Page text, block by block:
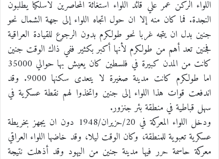
اللواء الركن عمر علي قائد اللواء استغاثة المحاصرين لاسلكيا يطلبون
النجدة. فما كان منه إلا ان حول اتجاه اللواء إلى جهة الشمال نحو
جنين بدل ان يتجه غربا نحو طولكرم بدون الرجوع للقيادة العراقية
فجنين تعد أهم من طولكرم لأنها أكبر بكثير ففي ذاك الوقت جنين
كانت من المدن كبيرة في فلسطين كان يعيش بها حوالي 35000
اما طولكرم كانت مدينة صغيرة لا يتعدى سكنها 9000. وقد
اندفعت قوات هذا اللواء إلى جنين واتخذوا لهم نقطة عسكرية في
سهل قباطية في منطقة بئر جنزور.
ودخل اللواء المعركة في 20/حزيران/1948 دون ان يجهز بخريطة
عسكرية تعبوية للمنطقة، وكان الوقت ليلا، وقد خاضها اللواء العراقي
معركة حاسمة حرر فيها مدينة جنين من اليهود وقد أذهلت نتيجة